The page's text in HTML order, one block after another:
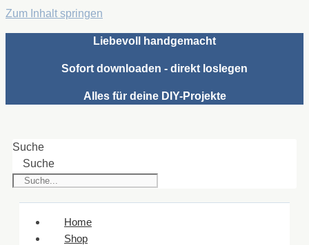
Zum Inhalt springen
Liebevoll handgemacht
Sofort downloaden - direkt loslegen
Alles für deine DIY-Projekte
Suche
Suche
Home
Shop